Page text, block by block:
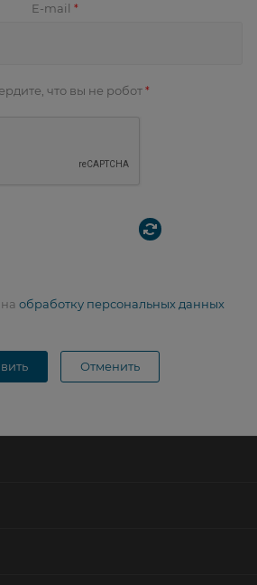
E-mail *
что вы не робот *
обработку персональных данных
Отменить